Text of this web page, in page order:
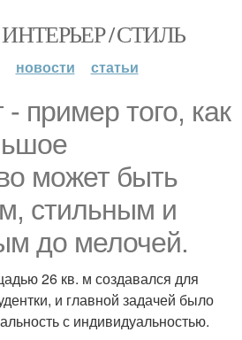
/ СТИЛЬ
новости статьи
- пример того, как
может быть
стильным и
до мелочей.
26 кв. м создавался для
и главной задачей было
с индивидуальностью.